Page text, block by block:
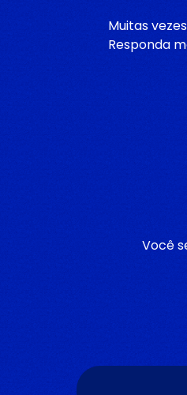
Muitas
Responda
Você